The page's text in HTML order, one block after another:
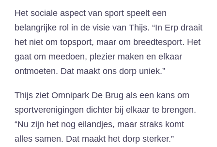
Het sociale aspect van sport speelt een
belangrijke rol in de visie van Thijs. “In Erp draait
het niet om topsport, maar om breedtesport. Het
gaat om meedoen, plezier maken en elkaar
ontmoeten. Dat maakt ons dorp uniek.”
Thijs ziet Omnipark De Brug als een kans om
sportverenigingen dichter bij elkaar te brengen.
“Nu zijn het nog eilandjes, maar straks komt
alles samen. Dat maakt het dorp sterker.”